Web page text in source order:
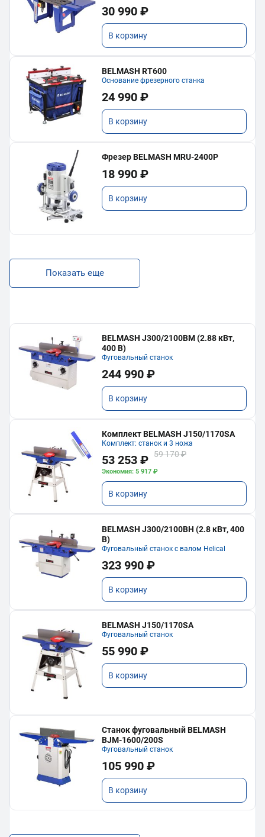
30 990 ₽
В корзину
BELMASH RT600
Основание фрезерного станка
24 990 ₽
В корзину
Фрезер BELMASH MRU-2400P
18 990 ₽
В корзину
Показать еще
BELMASH J300/2100ВМ (2.88 кВт,
400 В)
Фуговальный станок
244 990 ₽
В корзину
Комплект BELMASH J150/1170SA
Комплект: станок и 3 ножа
53 253 ₽ 59 170 ₽
Экономия: 5 917 ₽
В корзину
BELMASH J300/2100ВH (2.8 кВт, 400
В)
Фуговальный станок с валом Helical
323 990 ₽
В корзину
BELMASH J150/1170SA
Фуговальный станок
55 990 ₽
В корзину
Станок фуговальный BELMASH
BJM-1600/200S
Фуговальный станок
105 990 ₽
В корзину